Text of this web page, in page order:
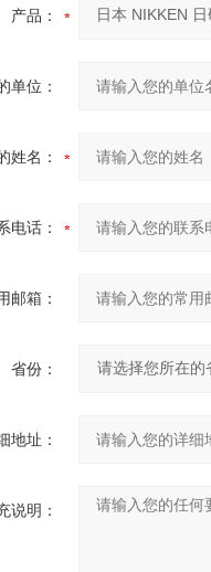
产品：
单位：
姓名：
电话：
邮箱：
省份：
地址：
说明：